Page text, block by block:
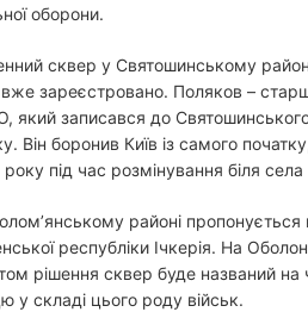
оборони.
сквер у Святошинському
зареєстровано. Поляков –
який записався до
Він боронив Київ із самого
під час розмінування біля
районі
республіки Ічкерія. На
рішення сквер буде названий на
у складі цього роду військ.